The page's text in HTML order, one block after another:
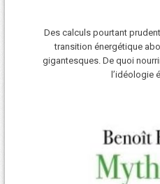
Des calculs pourtant
transition énergétique
gigantesques. De quoi
l’idéologie